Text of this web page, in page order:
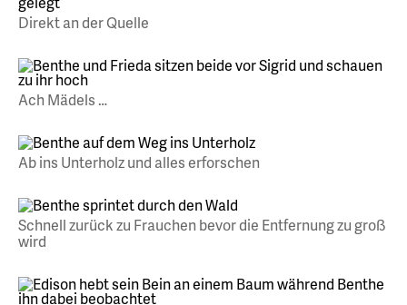
Direkt an der Quelle
Ach Mädels …
Ab ins Unterholz und alles erforschen
Schnell zurück zu Frauchen bevor die Entfernung zu groß
wird